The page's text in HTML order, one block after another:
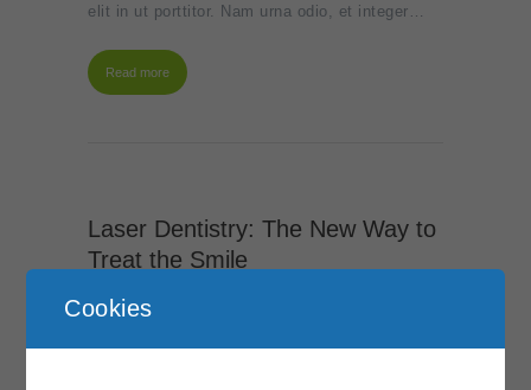
elit in ut porttitor. Nam urna odio, et integer…
Read more
Laser Dentistry: The New Way to
Treat the Smile
Juli 5, 2017
Quis lorem lacinia porttitor. Rhoncus interdum
Cookies